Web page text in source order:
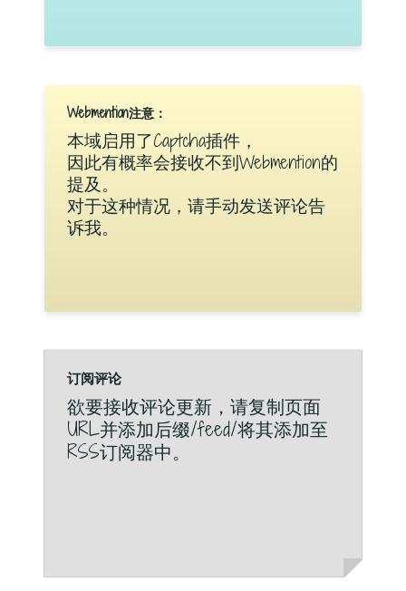
Webmention注意：
本域启用了Captcha插件，
因此有概率会接收不到Webmention的
提及。
对于这种情况，请手动发送评论告
诉我。
订阅评论
欲要接收评论更新，请复制页面
URL并添加后缀/feed/将其添加至
RSS订阅器中。